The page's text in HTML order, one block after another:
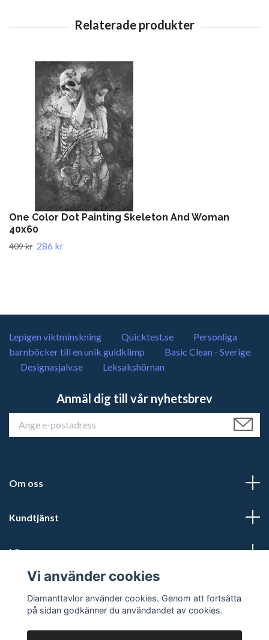
One Color Dot Painting Skeleton And Woman
40x60
409 kr 286 kr
Lepigen viktminskning Quicktest.se
Personliga
barnböcker till en unik guldklimp
Basic Clean - Sverige
Designasjalv.se
Leksakshörnan
Anmäl dig till vår nyhetsbrev
Om oss
Kundtjänst
Läs mer
Vi använder cookies
Diamanttavlor använder cookies. Genom att fortsätta
på sidan godkänner du användandet av cookies.